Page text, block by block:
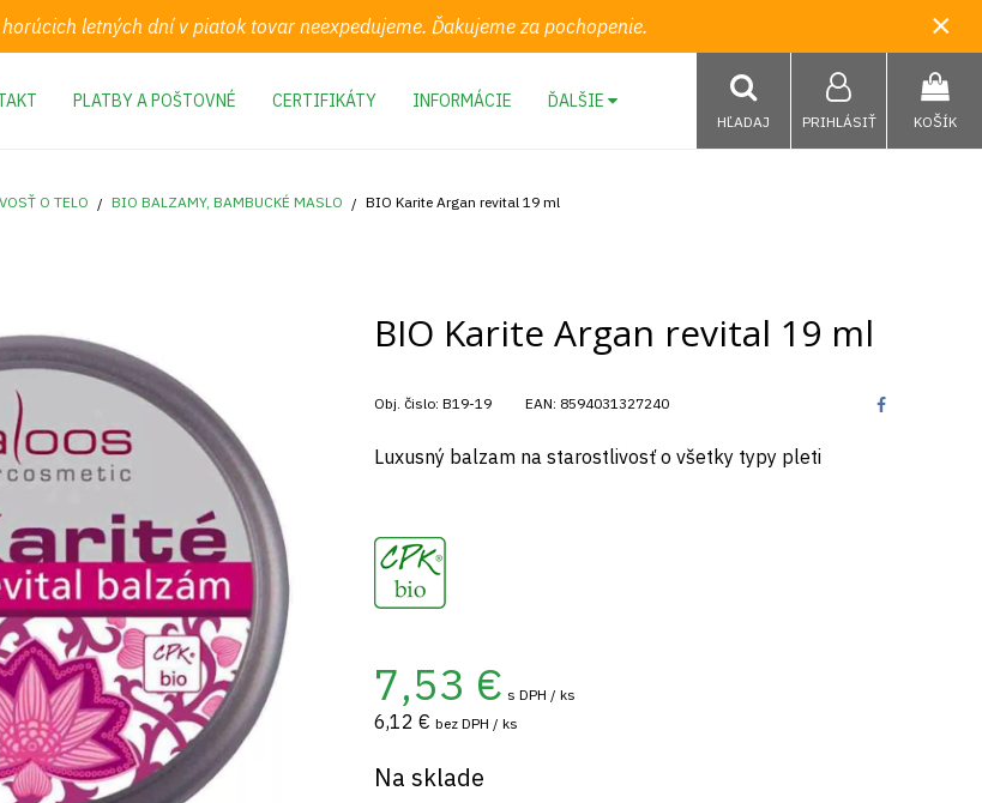
letných dní v piatok tovar neexpedujeme. Ďakujeme za pochopenie. ×
PLATBY A POŠTOVNÉ CERTIFIKÁTY INFORMÁCIE ĎALŠIE
KOŠÍK
PRIHLÁSIŤ
HĽADAJ
O TELO BIO BALZAMY, BAMBUCKÉ MASLO BIO Karite Argan revital 19 ml
BIO Karite Argan revital 19 ml
Obj. čislo: B19-19 EAN: 8594031327240
Luxusný balzam na starostlivosť o všetky typy pleti
7,53 € s DPH / ks
6,12 € bez DPH / ks
Na sklade